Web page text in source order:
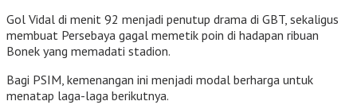
Gol Vidal di menit 92 menjadi penutup drama di GBT, sekaligus
membuat Persebaya gagal memetik poin di hadapan ribuan
Bonek yang memadati stadion.
Bagi PSIM, kemenangan ini menjadi modal berharga untuk
menatap laga-laga berikutnya.